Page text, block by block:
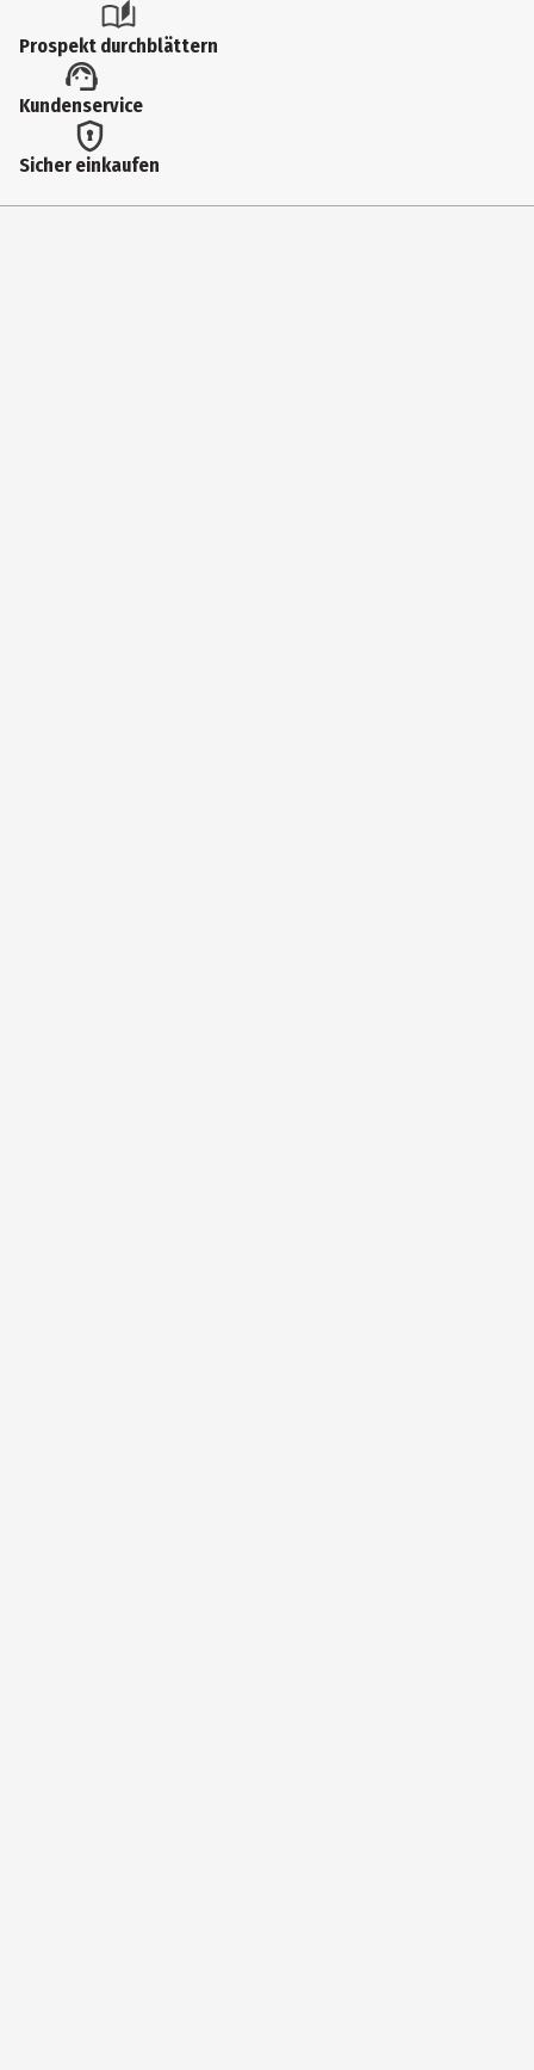
Rosa
Höhe
Inhaltsstoffe
Prospekt durchblättern
Kundenservice
Sicher einkaufen